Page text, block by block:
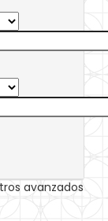
avanzados